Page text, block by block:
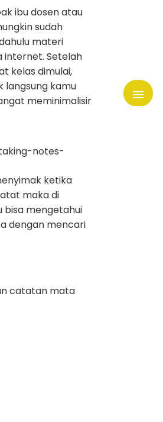
ibu dosen atau
sudah
materi
internet. Setelah
kelas dimulai,
langsung kamu
meminimalisir
ketika
maka di
bisa mengetahui
dengan mencari
catatan mata